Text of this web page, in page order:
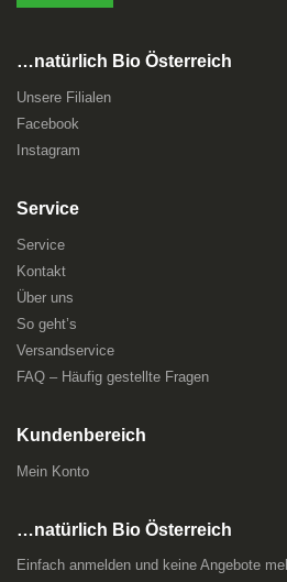
…natürlich Bio Österreich
Unsere Filialen
Facebook
Instagram
Service
Service
Kontakt
Über uns
So geht’s
Versandservice
FAQ – Häufig gestellte Fragen
Kundenbereich
Mein Konto
…natürlich Bio Österreich
Einfach anmelden und keine Angebote